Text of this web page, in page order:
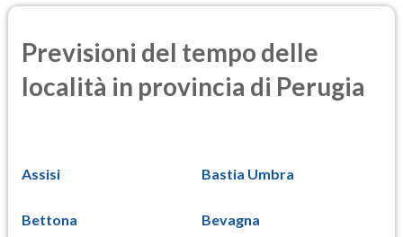
Previsioni del tempo delle
località in provincia di Perugia
Assisi Bastia Umbra
Bettona Bevagna